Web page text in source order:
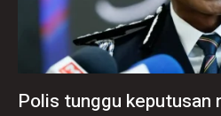
Polis tunggu keputusan